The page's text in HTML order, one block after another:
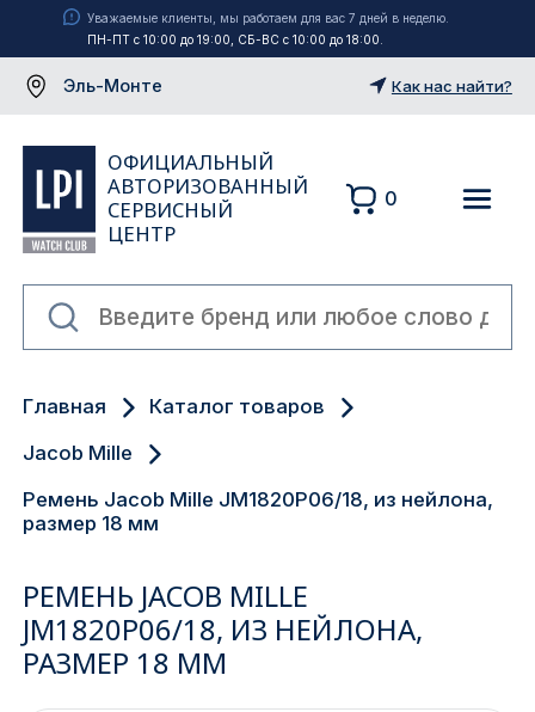
Уважаемые клиенты, мы работаем для вас 7 дней в неделю.
ПН-ПТ с 10:00 до 19:00, СБ-ВС с 10:00 до 18:00.
Эль-Монте
Екатеринбург
Новосибирск
Ижевск
Архангельск
Как нас найти?
ОФИЦИАЛЬНЫЙ
АВТОРИЗОВАННЫЙ
СЕРВИСНЫЙ
ЦЕНТР
0
Главная
Каталог товаров
Jacob Mille
Ремень Jacob Mille JM1820P06/18, из нейлона,
размер 18 мм
РЕМЕНЬ JACOB MILLE
JM1820P06/18, ИЗ НЕЙЛОНА,
РАЗМЕР 18 ММ